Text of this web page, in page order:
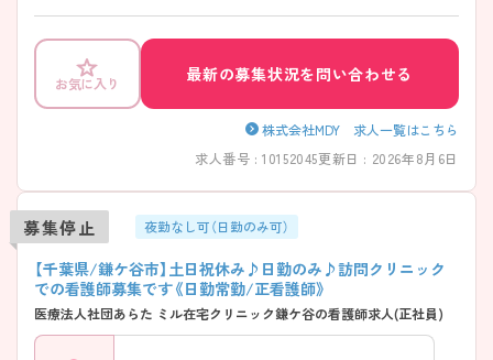
お気に入り 最新の募集状況を問い合わせる
株式会社MDY 求人一覧はこちら
求人番号 : 10152045更新日 : 2026年8月6日
募集停止 夜勤なし可（日勤のみ可）
【千葉県/鎌ケ谷市】土日祝休み♪日勤のみ♪訪問クリニック
での看護師募集です《日勤常勤/正看護師》
医療法人社団あらた ミル在宅クリニック鎌ケ谷の看護師求人(正社員)